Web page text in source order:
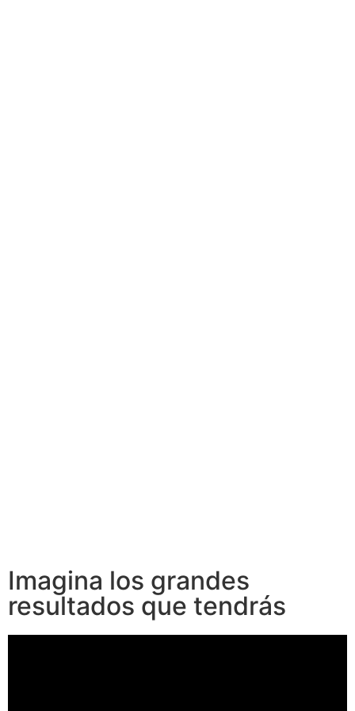
Imagina los grandes
resultados que tendrás